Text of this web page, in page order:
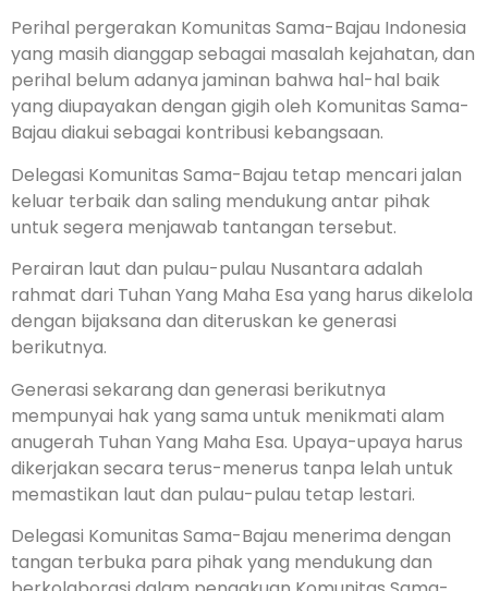
Perihal pergerakan Komunitas Sama-Bajau Indonesia
yang masih dianggap sebagai masalah kejahatan, dan
perihal belum adanya jaminan bahwa hal-hal baik
yang diupayakan dengan gigih oleh Komunitas Sama-
Bajau diakui sebagai kontribusi kebangsaan.
Delegasi Komunitas Sama-Bajau tetap mencari jalan
keluar terbaik dan saling mendukung antar pihak
untuk segera menjawab tantangan tersebut.
Perairan laut dan pulau-pulau Nusantara adalah
rahmat dari Tuhan Yang Maha Esa yang harus dikelola
dengan bijaksana dan diteruskan ke generasi
berikutnya.
Generasi sekarang dan generasi berikutnya
mempunyai hak yang sama untuk menikmati alam
anugerah Tuhan Yang Maha Esa. Upaya-upaya harus
dikerjakan secara terus-menerus tanpa lelah untuk
memastikan laut dan pulau-pulau tetap lestari.
Delegasi Komunitas Sama-Bajau menerima dengan
tangan terbuka para pihak yang mendukung dan